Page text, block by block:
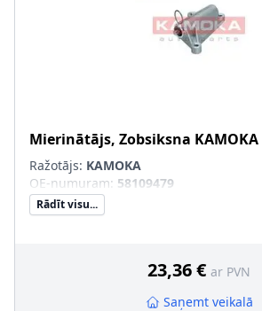
Mierinātājs, Zobsiksna KAMOKA
Ražotājs: KAMOKA
OE-numuram: 58109479
Rādīt visu...
23,36 € ar PVN
Saņemt veikalā